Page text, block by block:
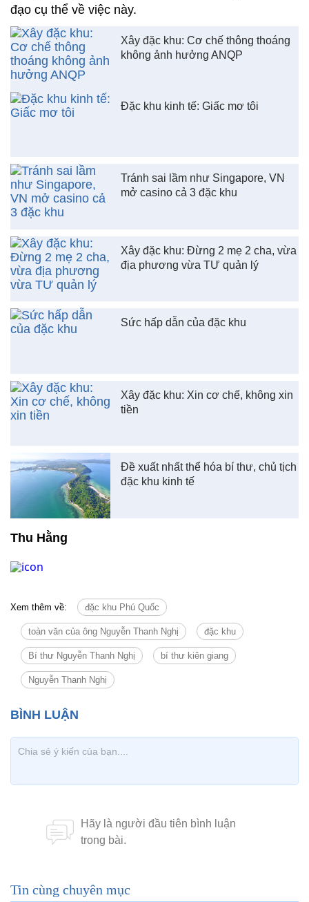
đạo cụ thể về việc này.
Xây đặc khu: Cơ chế thông thoáng
không ảnh hưởng ANQP
Đặc khu kinh tế: Giấc mơ tôi
Tránh sai lầm như Singapore, VN
mở casino cả 3 đặc khu
Xây đặc khu: Đừng 2 mẹ 2 cha, vừa
địa phương vừa TƯ quản lý
Sức hấp dẫn của đặc khu
Xây đặc khu: Xin cơ chế, không xin
tiền
Đề xuất nhất thể hóa bí thư, chủ tịch
đặc khu kinh tế
Thu Hằng
Xem thêm về: đặc khu Phú Quốc
toàn văn của ông Nguyễn Thanh Nghị đặc khu
Bí thư Nguyễn Thanh Nghị bí thư kiên giang
Nguyễn Thanh Nghị
Tin cùng chuyên mục